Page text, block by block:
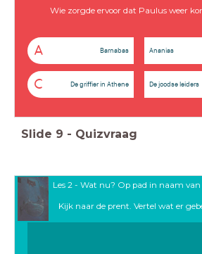
Wie zorgde ervoor dat Paulus weer
A Barnabas Ananias
C De griffier in Athene De joodse leiders
Slide 9 - Quizvraag
Les 2 - Wat nu? Op pad in naam van
Kijk naar de prent. Vertel wat er